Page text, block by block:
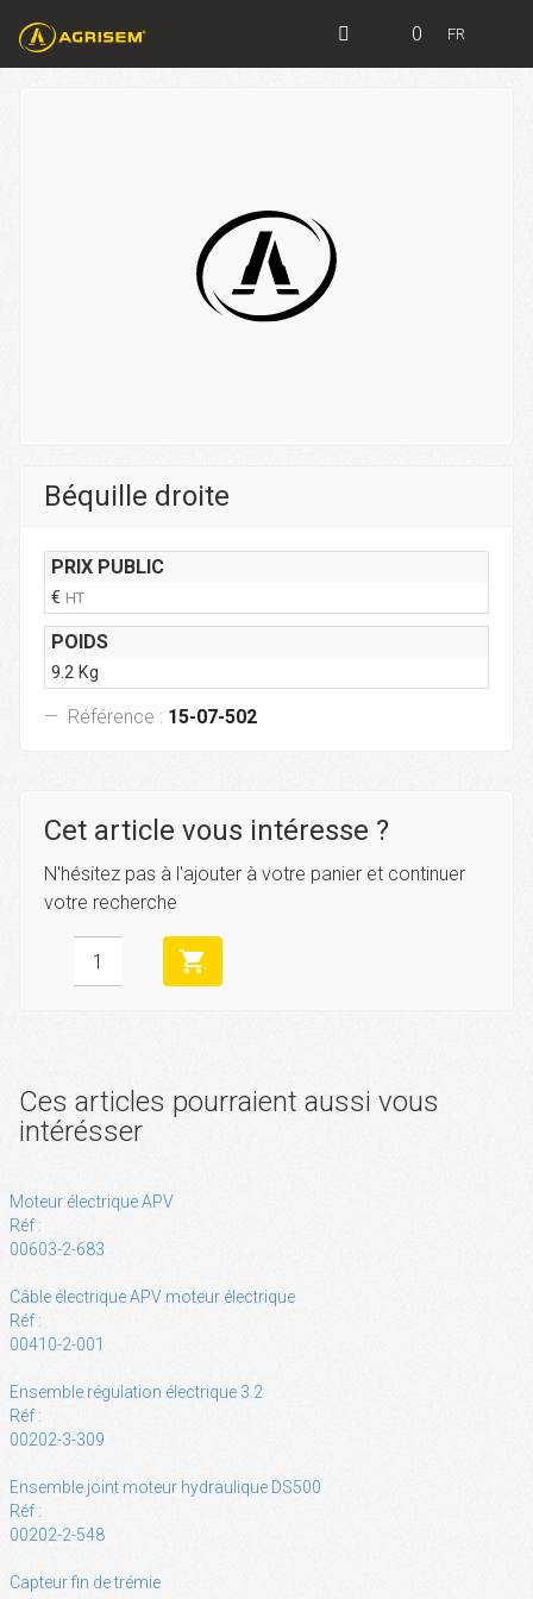
0 FR
Béquille droite
PRIX PUBLIC
€ HT
POIDS
9.2 Kg
Référence : 15-07-502
Cet article vous intéresse ?
N'hésitez pas à l'ajouter à votre panier et continuer
votre recherche
shopping_cart
Ces articles pourraient aussi vous
intérésser
Moteur électrique APV
Réf :
00603-2-683
Câble électrique APV moteur électrique
Réf :
00410-2-001
Ensemble régulation électrique 3.2
Réf :
00202-3-309
Ensemble joint moteur hydraulique DS500
Réf :
00202-2-548
Capteur fin de trémie